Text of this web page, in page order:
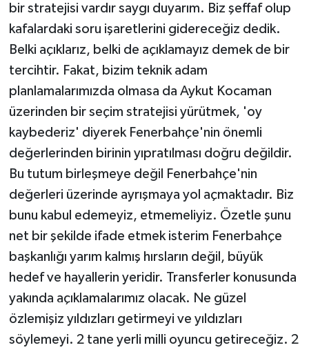
bir stratejisi vardır saygı duyarım. Biz şeffaf olup
kafalardaki soru işaretlerini gidereceğiz dedik.
Belki açıklarız, belki de açıklamayız demek de bir
tercihtir. Fakat, bizim teknik adam
planlamalarımızda olmasa da Aykut Kocaman
üzerinden bir seçim stratejisi yürütmek, 'oy
kaybederiz' diyerek Fenerbahçe'nin önemli
değerlerinden birinin yıpratılması doğru değildir.
Bu tutum birleşmeye değil Fenerbahçe'nin
değerleri üzerinde ayrışmaya yol açmaktadır. Biz
bunu kabul edemeyiz, etmemeliyiz. Özetle şunu
net bir şekilde ifade etmek isterim Fenerbahçe
başkanlığı yarım kalmış hırsların değil, büyük
hedef ve hayallerin yeridir. Transferler konusunda
yakında açıklamalarımız olacak. Ne güzel
özlemişiz yıldızları getirmeyi ve yıldızları
söylemeyi. 2 tane yerli milli oyuncu getireceğiz. 2